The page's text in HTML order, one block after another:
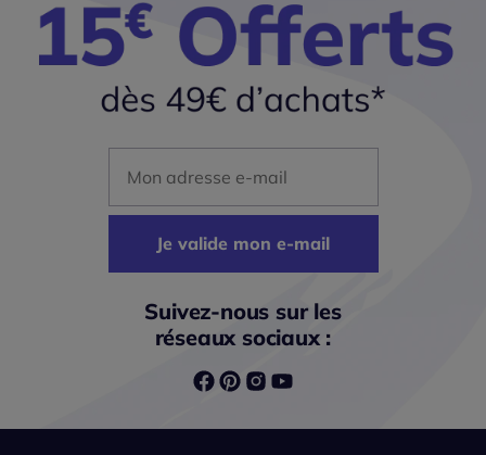
Je valide mon e-mail
Suivez-nous sur les
réseaux sociaux :